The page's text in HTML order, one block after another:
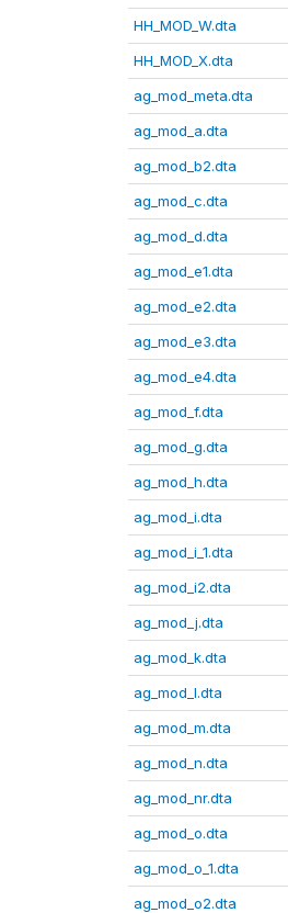
HH_MOD_W.dta
HH_MOD_X.dta
ag_mod_meta.dta
ag_mod_a.dta
ag_mod_b2.dta
ag_mod_c.dta
ag_mod_d.dta
ag_mod_e1.dta
ag_mod_e2.dta
ag_mod_e3.dta
ag_mod_e4.dta
ag_mod_f.dta
ag_mod_g.dta
ag_mod_h.dta
ag_mod_i.dta
ag_mod_i_1.dta
ag_mod_i2.dta
ag_mod_j.dta
ag_mod_k.dta
ag_mod_l.dta
ag_mod_m.dta
ag_mod_n.dta
ag_mod_nr.dta
ag_mod_o.dta
ag_mod_o_1.dta
ag_mod_o2.dta